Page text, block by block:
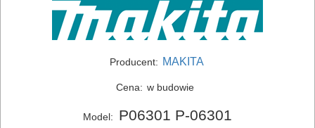
AKCESORIA
ELEKTRONARZĘDZI
Producent: MAKITA
Cena: w budowie
Model: P06301 P-06301